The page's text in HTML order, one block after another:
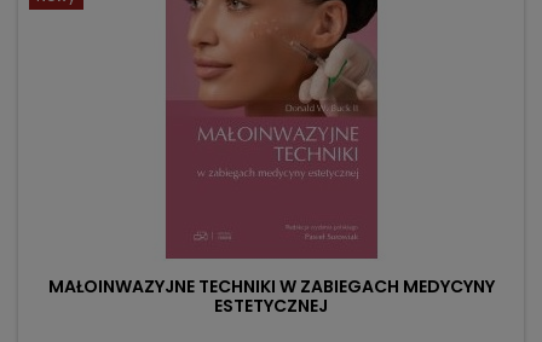
MAŁOINWAZYJNE TECHNIKI W ZABIEGACH MEDYCYNY
ESTETYCZNEJ